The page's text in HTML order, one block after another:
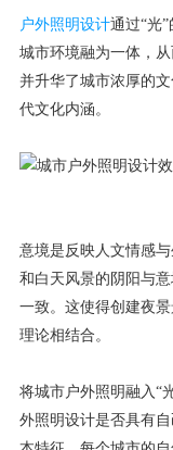
户外照明设计通过“光
城市环境融为一体，
并升华了城市浓厚的
代文化内涵。
意境是反映人文情感
和白天风景的阴阳与
一致。这使得创建夜
理论相结合。
将城市户外照明融入“
外照明设计是否具有